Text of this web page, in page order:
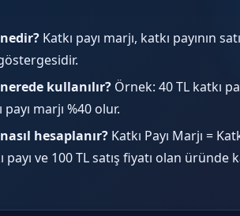
Katkı payı marjı, katkı payının
kullanılır? Örnek: 40 TL katkı
marjı %40 olur.
hesaplanır? Katkı Payı Marjı =
payı ve 100 TL satış fiyatı olan üründe